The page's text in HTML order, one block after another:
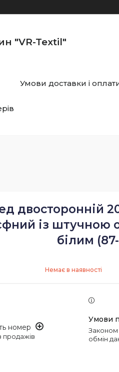
"VR-Textil"
Умови доставки і
двосторонній
із штучною
білим
Немає в наявності
номер
продажів
Законом не передбачено повернення та
обмін